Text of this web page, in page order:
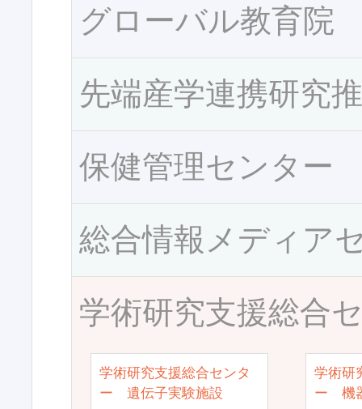
グローバル教育院
先端産学連携研究
保健管理センター
総合情報メディア
学術研究支援総合
学術研究支援総合センタ
ー 遺伝子実験施設
学術研
ー 機